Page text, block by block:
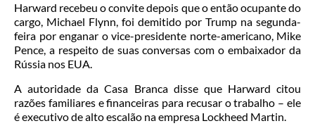
Harward recebeu o convite depois que o então ocupante do
cargo, Michael Flynn, foi demitido por Trump na segunda-
feira por enganar o vice-presidente norte-americano, Mike
Pence, a respeito de suas conversas com o embaixador da
Rússia nos EUA.
A autoridade da Casa Branca disse que Harward citou
razões familiares e financeiras para recusar o trabalho – ele
é executivo de alto escalão na empresa Lockheed Martin.